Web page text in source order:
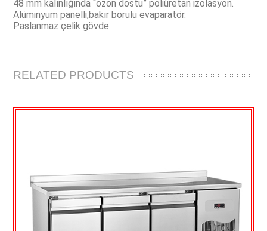
48 mm kalınlığında “ozon dostu” poliüretan izolasyon.
Alüminyum panelli,bakır borulu evaparatör.
Paslanmaz çelik gövde.
RELATED PRODUCTS